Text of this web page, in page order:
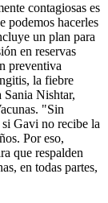
contagiosas es
podemos hacerles
un plan para
en reservas
preventiva
la fiebre
Nishtar,
"Sin
si Gavi no recibe la
Por eso,
que respalden
en todas partes,